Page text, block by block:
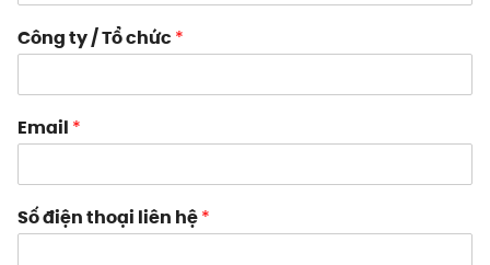
Công ty / Tổ chức *
Email *
Số điện thoại liên hệ*